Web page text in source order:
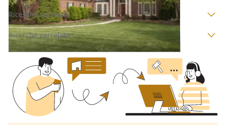
Ricerche correlate
Ricerche correlate